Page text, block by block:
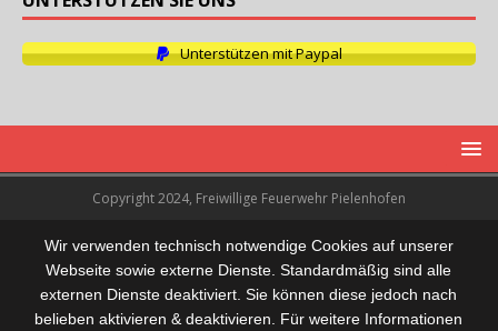
Unterstützen mit Paypal
Copyright 2024, Freiwillige Feuerwehr Pielenhofen
Wir verwenden technisch notwendige Cookies auf unserer
Webseite sowie externe Dienste. Standardmäßig sind alle
externen Dienste deaktiviert. Sie können diese jedoch nach
belieben aktivieren & deaktivieren. Für weitere Informationen